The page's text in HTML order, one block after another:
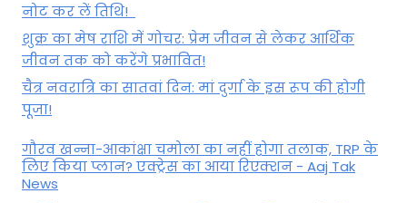
नोट कर लें तिथि!
शुक्र का मेष राशि में गोचर: प्रेम जीवन से लेकर आर्थिक
जीवन तक को करेंगे प्रभावित!
चैत्र नवरात्रि का सातवां दिन: मां दुर्गा के इस रूप की होगी
पूजा!
गौरव खन्ना-आकांक्षा चमोला का नहीं होगा तलाक, TRP के
लिए किया प्लान? एक्ट्रेस का आया रिएक्शन - Aaj Tak
News